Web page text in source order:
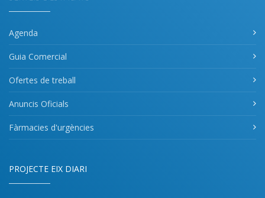
Agenda
Guia Comercial
Ofertes de treball
Anuncis Oficials
Fàrmacies d'urgències
PROJECTE EIX DIARI